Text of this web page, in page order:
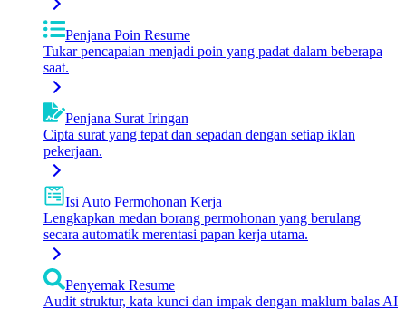
Penjana Poin Resume
Tukar pencapaian menjadi poin yang padat dalam beberapa
saat.
Penjana Surat Iringan
Cipta surat yang tepat dan sepadan dengan setiap iklan
pekerjaan.
Isi Auto Permohonan Kerja
Lengkapkan medan borang permohonan yang berulang
secara automatik merentasi papan kerja utama.
Penyemak Resume
Audit struktur, kata kunci dan impak dengan maklum balas AI